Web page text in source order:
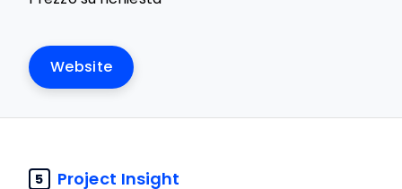
Website
5 Project Insight